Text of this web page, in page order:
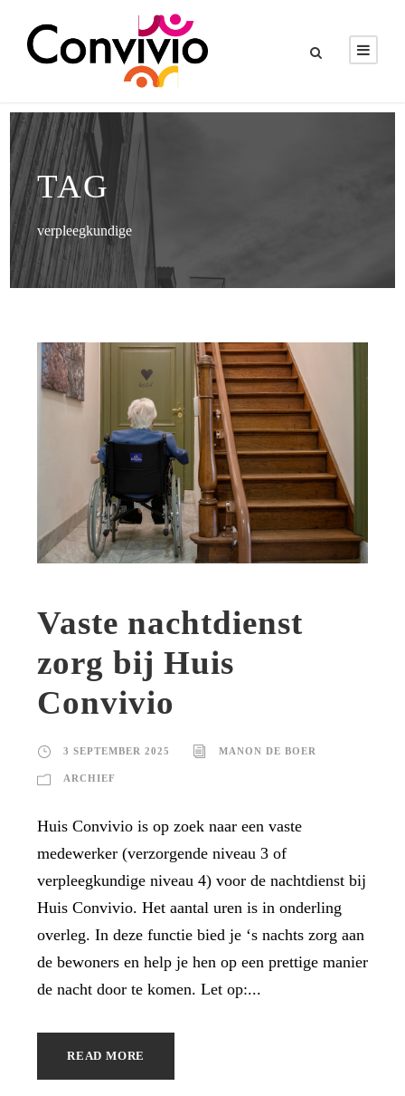
TAG
verpleegkundige
Vaste nachtdienst
zorg bij Huis
Convivio
3 SEPTEMBER 2025 MANON DE BOER
ARCHIEF
Huis Convivio is op zoek naar een vaste
medewerker (verzorgende niveau 3 of
verpleegkundige niveau 4) voor de nachtdienst bij
Huis Convivio. Het aantal uren is in onderling
overleg. In deze functie bied je ‘s nachts zorg aan
de bewoners en help je hen op een prettige manier
de nacht door te komen. Let op:...
READ MORE